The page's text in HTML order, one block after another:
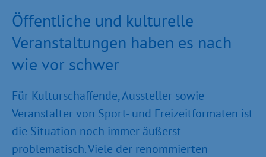
Öffentliche und kulturelle
Veranstaltungen haben es nach
wie vor schwer
Für Kulturschaffende, Aussteller sowie
Veranstalter von Sport- und Freizeitformaten ist
die Situation noch immer äußerst
problematisch. Viele der renommierten